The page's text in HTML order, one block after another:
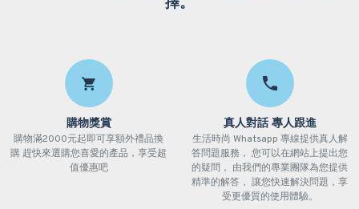
購物獎賞
購物滿2000元起即可享額外禮品換
購 趕快來選購您喜愛的產品，享受超
值優惠吧
真人對話 專人跟進
生活時尚 Whatsapp 專線提供真人解
答問題服務， 您可以在網站上提出您
的疑問， 由我們的專業團隊為您提供
精準的解答， 讓您快速解決問題，享
受更優質的使用體驗。